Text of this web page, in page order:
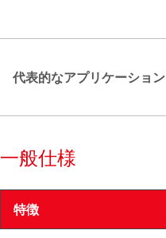
代表的なアプリケーション
一般仕様
特徴